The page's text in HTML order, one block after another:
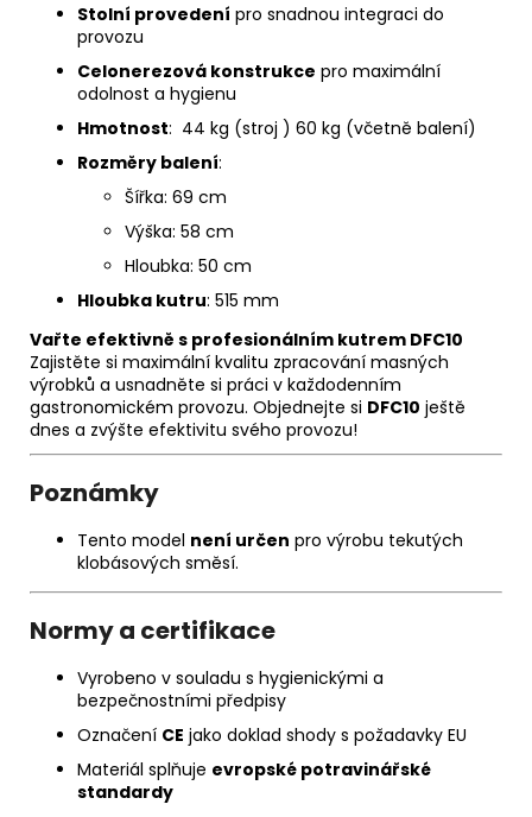
Stolní provedení pro snadnou integraci do
provozu
Celonerezová konstrukce pro maximální
odolnost a hygienu
Hmotnost: 44 kg (stroj ) 60 kg (včetně balení)
Rozměry balení:
Šířka: 69 cm
Výška: 58 cm
Hloubka: 50 cm
Hloubka kutru: 515 mm
Vařte efektivně s profesionálním kutrem DFC10
Zajistěte si maximální kvalitu zpracování masných
výrobků a usnadněte si práci v každodenním
gastronomickém provozu. Objednejte si DFC10 ještě
dnes a zvýšte efektivitu svého provozu!
Poznámky
Tento model není určen pro výrobu tekutých
klobásových směsí.
Normy a certifikace
Vyrobeno v souladu s hygienickými a
bezpečnostními předpisy
Označení CE jako doklad shody s požadavky EU
Materiál splňuje evropské potravinářské
standardy